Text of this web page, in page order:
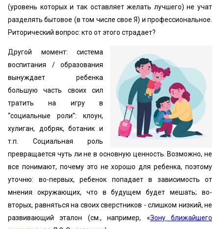
(уровень которых и так оставляет желать лучшего) не учат
разделять бытовое (в том числе свое Я) и профессиональное.
Риторический вопрос: кто от этого страдает?
Другой момент: система
воспитания / образования
вынуждает ребенка
большую часть своих сил
тратить на игру в
“социальные роли”: клоун,
хулиган, добряк, ботаник и
т.п. Социальная роль
превращается чуть ли не в основную ценность. Возможно, не
все понимают, почему это не хорошо для ребенка, поэтому
уточню: во-первых, ребенок попадает в зависимость от
мнения окружающих, что в будущем будет мешать; во-
вторых, равняться на своих сверстников - слишком низкий, не
развивающий эталон (см., например, «Зону ближайшего